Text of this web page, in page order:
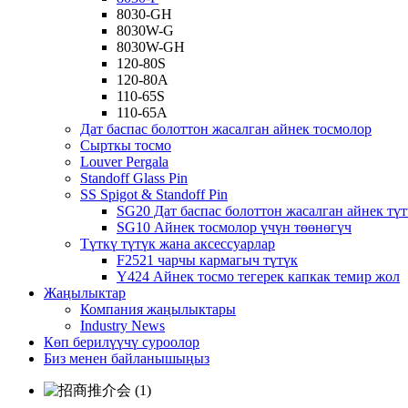
8030-GH
8030W-G
8030W-GH
120-80S
120-80A
110-65S
110-65A
Дат баспас болоттон жасалган айнек тосмолор
Сырткы тосмо
Louver Pergala
Standoff Glass Pin
SS Spigot & Standoff Pin
SG20 Дат баспас болоттон жасалган айнек
SG10 Айнек тосмолор үчүн төөнөгүч
Түткү түтүк жана аксессуарлар
F2521 чарчы кармагыч түтүк
Y424 Айнек тосмо тегерек капкак темир жол
Жаңылыктар
Компания жаңылыктары
Industry News
Көп берилүүчү суроолор
Биз менен байланышыңыз